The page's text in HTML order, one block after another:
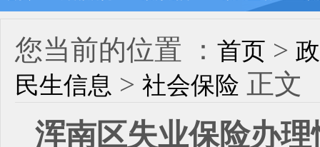
您当前的位置 ： 首页 >
民生信息 > 社会保险 正文
浑南区失业保险办理